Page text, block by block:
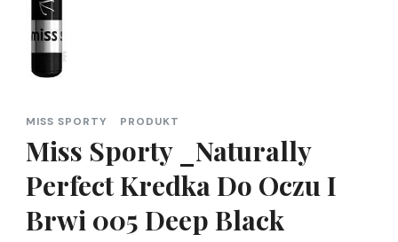
MISS SPORTY PRODUKT
Miss Sporty _Naturally
Perfect Kredka Do Oczu I
Brwi 005 Deep Black